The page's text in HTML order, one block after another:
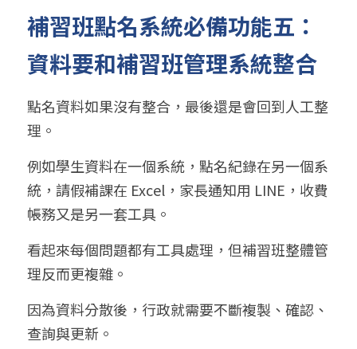
補習班點名系統必備功能五：
資料要和補習班管理系統整合
點名資料如果沒有整合，最後還是會回到人工整
理。
例如學生資料在一個系統，點名紀錄在另一個系
統，請假補課在 Excel，家長通知用 LINE，收費
帳務又是另一套工具。
看起來每個問題都有工具處理，但補習班整體管
理反而更複雜。
因為資料分散後，行政就需要不斷複製、確認、
查詢與更新。